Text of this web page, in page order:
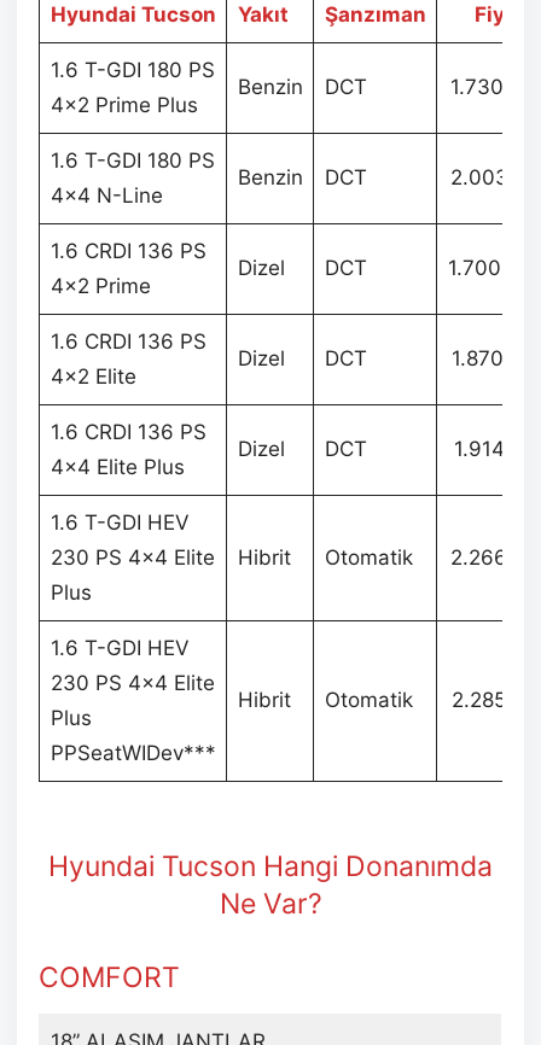
Hyundai Tucson Yakıt Şanzıman Fiyat
1.6 T-GDI 180 PS
4×2 Prime Plus
Benzin DCT
1.6 T-GDI 180 PS
4×4 N-Line
Benzin DCT
1.6 CRDI 136 PS
4×2 Prime
Dizel DCT
1.6 CRDI 136 PS
4×2 Elite
Dizel DCT
1.6 CRDI 136 PS
4×4 Elite Plus
Dizel DCT
1.6 T-GDI HEV
230 PS 4×4 Elite
Plus
Hibrit Otomatik
1.6 T-GDI HEV
230 PS 4×4 Elite
Plus
PPSeatWIDev***
Hibrit Otomatik
Hyundai Tucson Hangi Donanımda
Ne Var?
COMFORT